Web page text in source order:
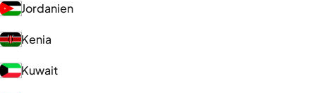
Jordanien
Kenia
Kuwait